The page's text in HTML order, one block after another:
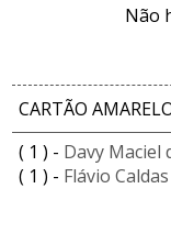
Não
CARTÃO
( 1 ) - Davy Maciel
( 1 ) - Flávio